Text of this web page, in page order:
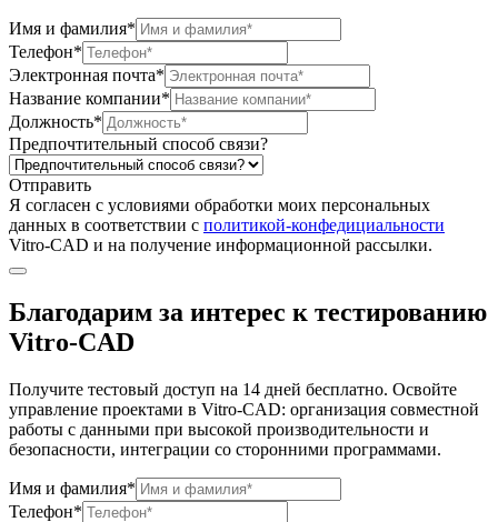
Имя и фамилия*
Телефон*
Электронная почта*
Название компании*
Должность*
Предпочтительный способ связи?
Отправить
Я согласен c условиями обработки моих персональных
данных в соответствии с политикой-конфедициальности
Vitro-CAD и на получение информационной рассылки.
Благодарим за интерес к тестированию
Vitro-CAD
Получите тестовый доступ на 14 дней бесплатно. Освойте
управление проектами в Vitro-CAD: организация совместной
работы с данными при высокой производительности и
безопасности, интеграции со сторонними программами.
Имя и фамилия*
Телефон*